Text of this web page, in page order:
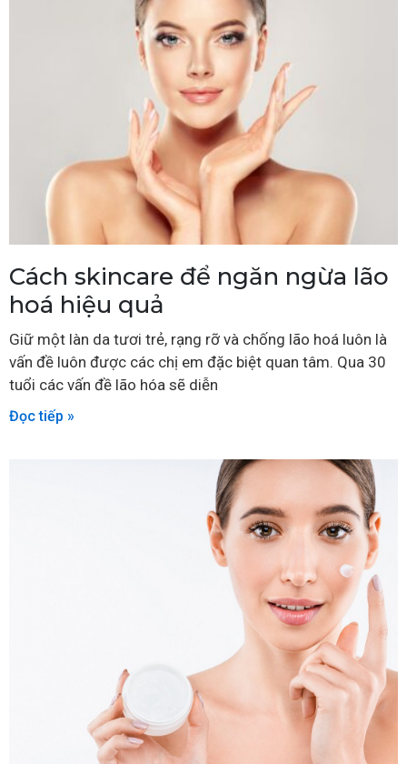
Cách skincare để ngăn ngừa lão
hoá hiệu quả
Giữ một làn da tươi trẻ, rạng rỡ và chống lão hoá luôn là
vấn đề luôn được các chị em đặc biệt quan tâm. Qua 30
tuổi các vấn đề lão hóa sẽ diễn
Đọc tiếp »